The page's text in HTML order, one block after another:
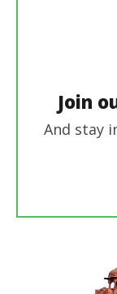
Join
And stay